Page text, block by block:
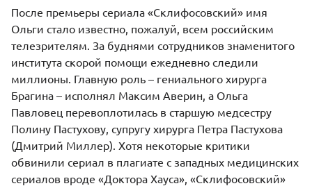
После премьеры сериала «Склифосовский» имя
Ольги стало известно, пожалуй, всем российским
телезрителям. За буднями сотрудников знаменитого
института скорой помощи ежедневно следили
миллионы. Главную роль – гениального хирурга
Брагина – исполнял Максим Аверин , а Ольга
Павловец перевоплотилась в старшую медсестру
Полину Пастухову, супругу хирурга Петра Пастухова
(Дмитрий Миллер). Хотя некоторые критики
обвинили сериал в плагиате с западных медицинских
сериалов вроде «Доктора Хауса», «Склифосовский»